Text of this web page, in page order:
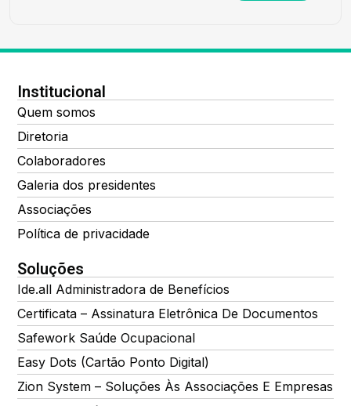
Institucional
Quem somos
Diretoria
Colaboradores
Galeria dos presidentes
Associações
Política de privacidade
Soluções
Ide.all Administradora de Benefícios
Certificata – Assinatura Eletrônica De Documentos
Safework Saúde Ocupacional
Easy Dots (Cartão Ponto Digital)
Zion System – Soluções Às Associações E Empresas